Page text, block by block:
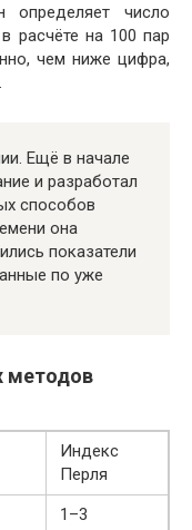
определяет число
расчёте на 100 пар
чем ниже цифра,
Ещё в начале
и разработал
способов
она
показатели
по уже
методов
Индекс
Перля
1–3